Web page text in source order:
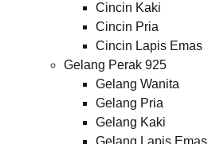
Cincin Kaki
Cincin Pria
Cincin Lapis Emas
Gelang Perak 925
Gelang Wanita
Gelang Pria
Gelang Kaki
Gelang Lapis Emas